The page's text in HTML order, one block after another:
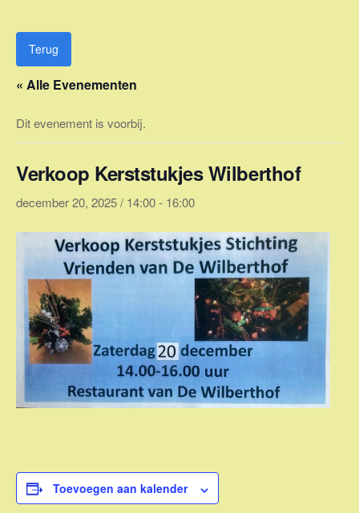
inhoud
Terug
« Alle Evenementen
Dit evenement is voorbij.
Verkoop Kerststukjes Wilberthof
december 20, 2025 / 14:00- 16:00
Toevoegen aan kalender